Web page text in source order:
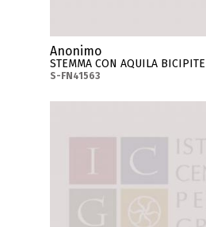
Anonimo
STEMMA CON AQUILA BICIPITE
S-FN41563